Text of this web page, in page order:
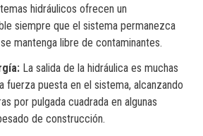
hidráulicos ofrecen un
siempre que el sistema permanezca
mantenga libre de contaminantes.
La salida de la hidráulica es muchas
fuerza puesta en el sistema, alcanzando
por pulgada cuadrada en algunas
de construcción.